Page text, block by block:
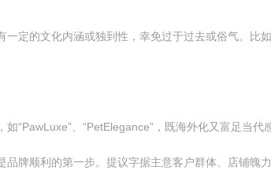
一定的文化内涵或独到性，幸免过于过去或俗气。比
“PawLuxe”、“PetElegance”，既海外化又富足当代
牌顺利的第一步。提议字据主意客户群体、店铺魄